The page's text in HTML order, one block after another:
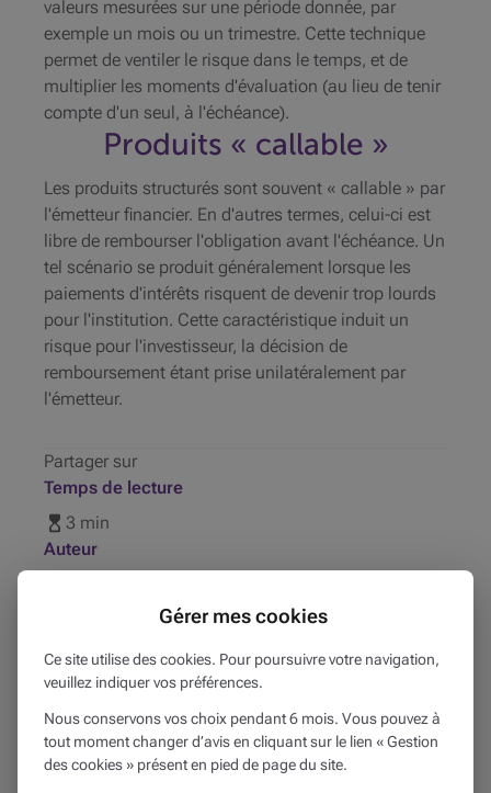
valeurs mesurées sur une période donnée, par
exemple un mois ou un trimestre. Cette technique
permet de ventiler le risque dans le temps, et de
multiplier les moments d'évaluation (au lieu de tenir
compte d'un seul, à l'échéance).
Produits « callable »
Les produits structurés sont souvent « callable » par
l'émetteur financier. En d'autres termes, celui-ci est
libre de rembourser l'obligation avant l'échéance. Un
tel scénario se produit généralement lorsque les
paiements d'intérêts risquent de devenir trop lourds
pour l'institution. Cette caractéristique induit un
risque pour l'investisseur, la décision de
remboursement étant prise unilatéralement par
l'émetteur.
Partager sur
Temps de lecture
3 min
Auteur
Date de publication
Publié dans
Mon patrimoine
Produits liés
Gérer mes cookies
Ce site utilise des cookies. Pour poursuivre votre navigation,
veuillez indiquer vos préférences.
Nous conservons vos choix pendant 6 mois. Vous pouvez à
tout moment changer d’avis en cliquant sur le lien « Gestion
des cookies » présent en pied de page du site.